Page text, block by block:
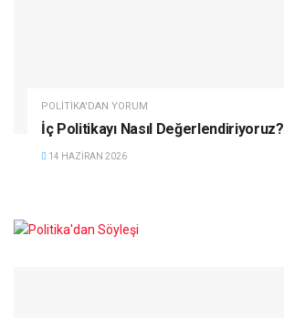
POLITIKA'DAN YORUM
İç Politikayı Nasıl Değerlendiriyoruz?
14 HAZIRAN 2026